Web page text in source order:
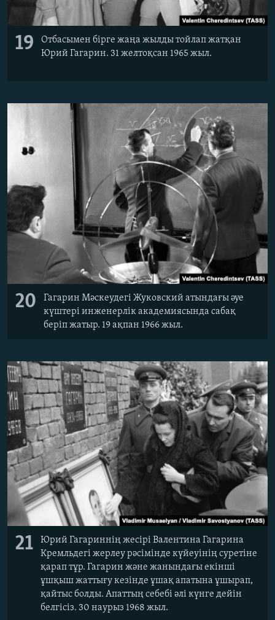
19
Отбасымен бірге жаңа жылды тойлап жатқан
Юрий Гагарин. 31 желтоқсан 1965 жыл.
20
Гагарин Мәскеудегі Жуковский атындағы әуе
күштері инженерлік академиясында сабақ
беріп жатыр. 19 ақпан 1966 жыл.
21
Юрий Гагариннің жесірі Валентина Гагарина
Кремльдегі жерлеу рәсімінде күйеуінің суретіне
қарап тұр. Гагарин және жанындағы екінші
ұшқыш жаттығу кезінде ұшақ апатына ұшырап,
қайтыс болды. Апаттың себебі әлі күнге дейін
белгісіз. 30 наурыз 1968 жыл.